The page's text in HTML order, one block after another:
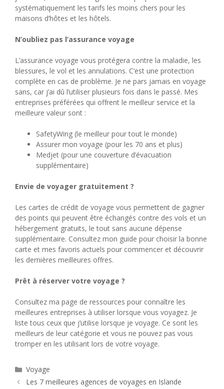
systématiquement les tarifs les moins chers pour les
maisons d’hôtes et les hôtels.
N’oubliez pas l’assurance voyage
L’assurance voyage vous protégera contre la maladie, les
blessures, le vol et les annulations. C’est une protection
complète en cas de problème. Je ne pars jamais en voyage
sans, car j’ai dû l’utiliser plusieurs fois dans le passé. Mes
entreprises préférées qui offrent le meilleur service et la
meilleure valeur sont :
SafetyWing (le meilleur pour tout le monde)
Assurer mon voyage (pour les 70 ans et plus)
Medjet (pour une couverture d’évacuation
supplémentaire)
Envie de voyager gratuitement ?
Les cartes de crédit de voyage vous permettent de gagner
des points qui peuvent être échangés contre des vols et un
hébergement gratuits, le tout sans aucune dépense
supplémentaire. Consultez mon guide pour choisir la bonne
carte et mes favoris actuels pour commencer et découvrir
les dernières meilleures offres.
Prêt à réserver votre voyage ?
Consultez ma page de ressources pour connaître les
meilleures entreprises à utiliser lorsque vous voyagez. Je
liste tous ceux que j’utilise lorsque je voyage. Ce sont les
meilleurs de leur catégorie et vous ne pouvez pas vous
tromper en les utilisant lors de votre voyage.
Catégories
Voyage
Les 7 meilleures agences de voyages en Islande